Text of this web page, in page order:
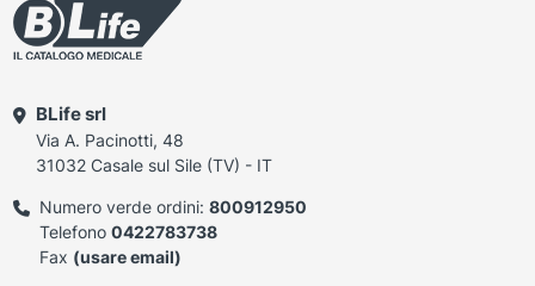
BLife srl
Via A. Pacinotti, 48
31032 Casale sul Sile (TV) - IT
Numero verde ordini: 800912950
Telefono 0422783738
Fax (usare email)